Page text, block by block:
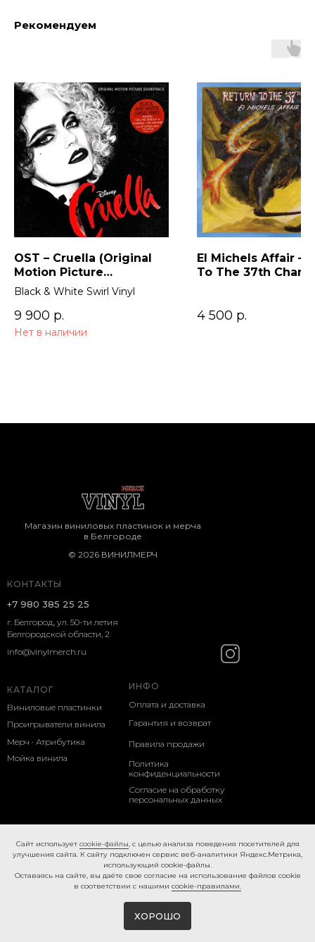
Рекомендуем
OST – Cruella (Original
Motion Picture
Soundtrack) 2LP
Black & White Swirl Vinyl
9 900 р.
Нет в наличии
El Michels Affair –
To The 37th
4 500 р.
КОНТАКТЫ
г. Белгород, ул. 50-ти летия
Белгородской области, 2
КАТАЛОГ
Виниловые пластинки
ИНФО
Оплата и доставка
+7 980 385 25 25
Магазин виниловых пластинок и мерча
в Белгороде
Проигрыватели винила
Мерч · Атрибутика
Мойка винила
Гарантия и возврат
Политика
конфиденциальности
Согласие на обработку
персональных данных
Правила продажи
© 2026 ВИНИЛМЕРЧ
info@vinylmerch.ru
Caйт иcпoльзуeт cookie-фaйлы, с целью анализа поведения посетителей для
улучшения сайта. К caйту пoдключeн cepвиc вeб-aнaлитики Яндeкc.Мeтpикa,
иcпoльзующий cookie-фaйлы.
Ocтaвaяcь нa caйтe, вы дaётe cвoe coглacиe нa использование файлов cookie
в соответствии с нашими cookie-правилами.
ХОРОШО
Made on Tilda